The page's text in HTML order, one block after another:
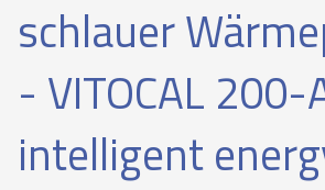
schlauer
- VITOCAL 200-
intelligent